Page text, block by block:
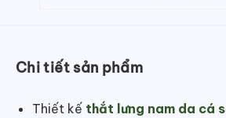
Chi tiết sản phẩm
Thiết kế thắt lưng nam da cá